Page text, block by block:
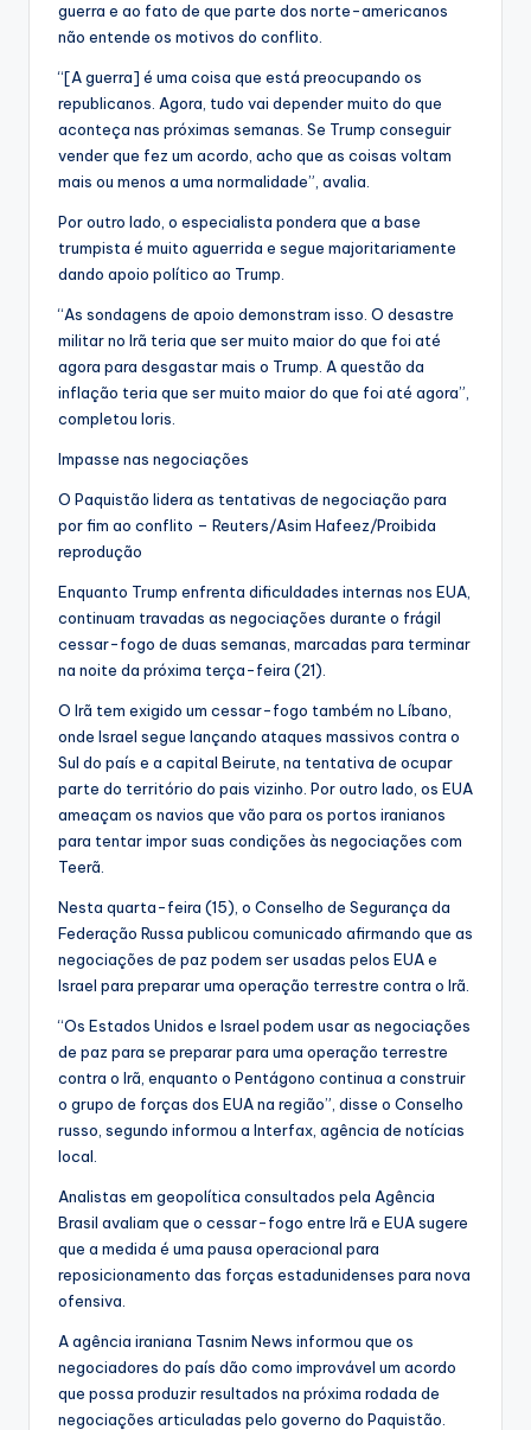
guerra e ao fato de que parte dos norte-americanos
não entende os motivos do conflito.
“[A guerra] é uma coisa que está preocupando os
republicanos. Agora, tudo vai depender muito do que
aconteça nas próximas semanas. Se Trump conseguir
vender que fez um acordo, acho que as coisas voltam
mais ou menos a uma normalidade”, avalia.
Por outro lado, o especialista pondera que a base
trumpista é muito aguerrida e segue majoritariamente
dando apoio político ao Trump.
“As sondagens de apoio demonstram isso. O desastre
militar no Irã teria que ser muito maior do que foi até
agora para desgastar mais o Trump. A questão da
inflação teria que ser muito maior do que foi até agora”,
completou Ioris.
Impasse nas negociações
O Paquistão lidera as tentativas de negociação para
por fim ao conflito – Reuters/Asim Hafeez/Proibida
reprodução
Enquanto Trump enfrenta dificuldades internas nos EUA,
continuam travadas as negociações durante o frágil
cessar-fogo de duas semanas, marcadas para terminar
na noite da próxima terça-feira (21).
O Irã tem exigido um cessar-fogo também no Líbano,
onde Israel segue lançando ataques massivos contra o
Sul do país e a capital Beirute, na tentativa de ocupar
parte do território do pais vizinho. Por outro lado, os EUA
ameaçam os navios que vão para os portos iranianos
para tentar impor suas condições às negociações com
Teerã.
Nesta quarta-feira (15), o Conselho de Segurança da
Federação Russa publicou comunicado afirmando que as
negociações de paz podem ser usadas pelos EUA e
Israel para preparar uma operação terrestre contra o Irã.
“Os Estados Unidos e Israel podem usar as negociações
de paz para se preparar para uma operação terrestre
contra o Irã, enquanto o Pentágono continua a construir
o grupo de forças dos EUA na região”, disse o Conselho
russo, segundo informou a Interfax, agência de notícias
local.
Analistas em geopolítica consultados pela Agência
Brasil avaliam que o cessar-fogo entre Irã e EUA sugere
que a medida é uma pausa operacional para
reposicionamento das forças estadunidenses para nova
ofensiva.
A agência iraniana Tasnim News informou que os
negociadores do país dão como improvável um acordo
que possa produzir resultados na próxima rodada de
negociações articuladas pelo governo do Paquistão.